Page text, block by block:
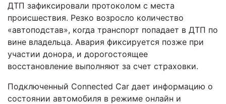
ДТП зафиксировали протоколом с места
происшествия. Резко возросло количество
«автоподстав», когда транспорт попадает в ДТП по
вине владельца. Авария фиксируется позже при
участии донора, и дорогостоящее
восстановление выполняют за счет страховки.
Подключенный Connected Car дает информацию о
состоянии автомобиля в режиме онлайн и